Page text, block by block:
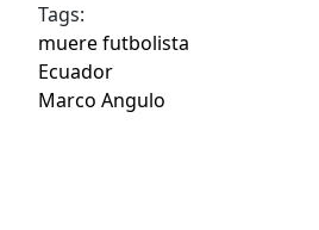
Tags:
muere futbolista
Ecuador
Marco Angulo